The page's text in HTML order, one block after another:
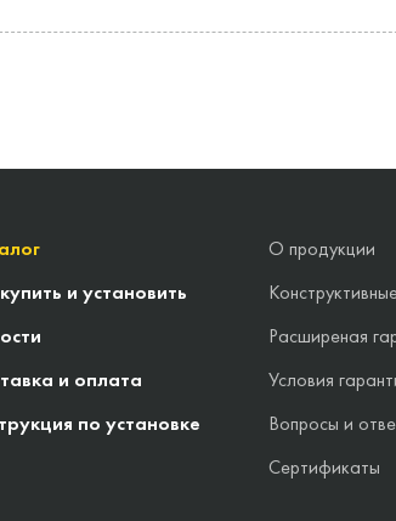
и установить
и оплата
по установке
О продукции
Расширеная
Условия
Вопросы и
Сертификаты